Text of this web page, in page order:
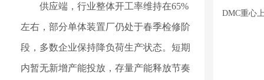
供应端，行业整体开工率维持在65%
左右，部分单体装置厂仍处于春季检修阶
段，多数企业保持降负荷生产状态。短期
内暂无新增产能投放，存量产能释放节奏
DMC重心